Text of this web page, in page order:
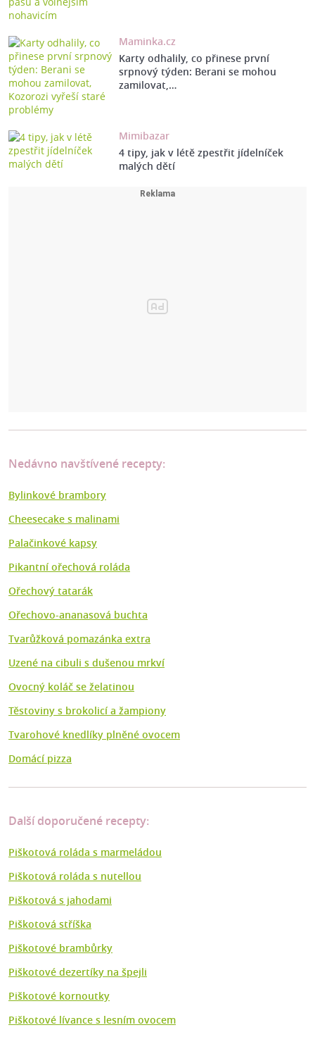
Maminka.cz
Karty odhalily, co přinese první
srpnový týden: Berani se mohou
zamilovat,…
Mimibazar
4 tipy, jak v létě zpestřit jídelníček
malých dětí
Nedávno navštívené recepty:
Bylinkové brambory
Cheesecake s malinami
Palačinkové kapsy
Pikantní ořechová roláda
Ořechový tatarák
Ořechovo-ananasová buchta
Tvarůžková pomazánka extra
Uzené na cibuli s dušenou mrkví
Ovocný koláč se želatinou
Těstoviny s brokolicí a žampiony
Tvarohové knedlíky plněné ovocem
Domácí pizza
Další doporučené recepty:
Piškotová roláda s marmeládou
Piškotová roláda s nutellou
Piškotová s jahodami
Piškotová stříška
Piškotové brambůrky
Piškotové dezertíky na špejli
Piškotové kornoutky
Piškotové lívance s lesním ovocem